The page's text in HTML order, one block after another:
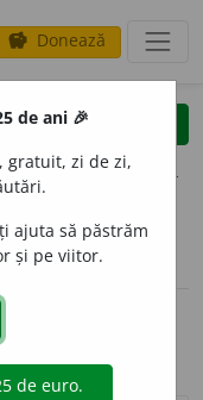
savings Donează
clear
opțiuni
de ani 🎉
gratuit, zi de zi,
ajuta să păstrăm
și pe viitor.